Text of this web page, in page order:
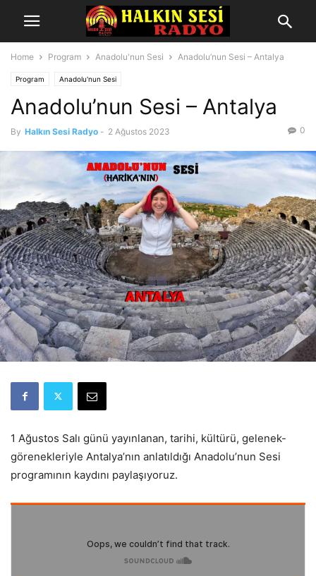
Home Program Anadolu'nun Sesi Anadolu’nun Sesi – Antalya
Program Anadolu'nun Sesi
Anadolu’nun Sesi – Antalya
By Halkın Sesi Radyo - 2 Ağustos 2023 0
1 Ağustos Salı günü yayınlanan, tarihi, kültürü, gelenek-
görenekleriyle Antalya’nın anlatıldığı Anadolu’nun Sesi
programının kaydını paylaşıyoruz.